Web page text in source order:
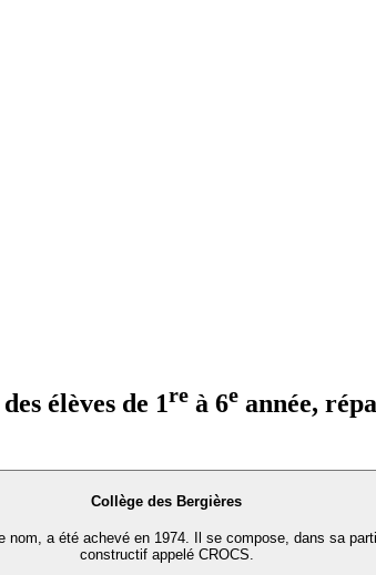
élèves de 1re à 6e année,
Collège des Bergières
nom, a été achevé en 1974. Il se compose, dans sa
constructif appelé CROCS.